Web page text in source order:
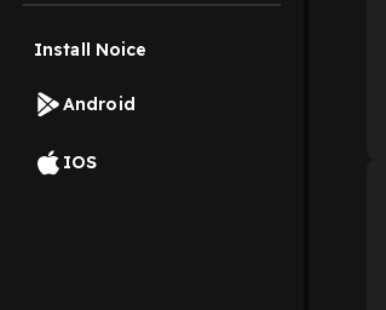
Install Noice
Android
IOS